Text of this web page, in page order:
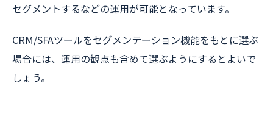
セグメントするなどの運用が可能となっています。
CRM/SFAツールをセグメンテーション機能をもとに選ぶ
場合には、運用の観点も含めて選ぶようにするとよいで
しょう。